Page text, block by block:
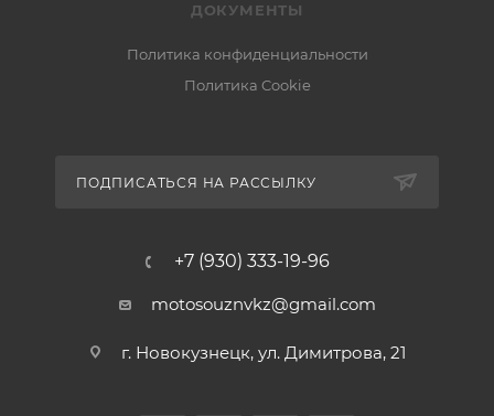
ДОКУМЕНТЫ
Политика конфиденциальности
Политика Cookie
ПОДПИСАТЬСЯ НА РАССЫЛКУ
+7 (930) 333-19-96
motosouznvkz@gmail.com
г. Новокузнецк, ул. Димитрова, 21